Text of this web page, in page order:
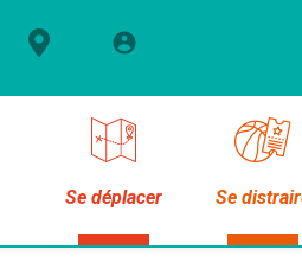
Se déplacer Se